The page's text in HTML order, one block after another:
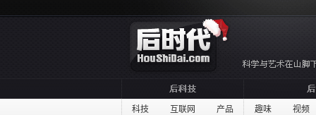
科技 互联网 产品 趣味 视频